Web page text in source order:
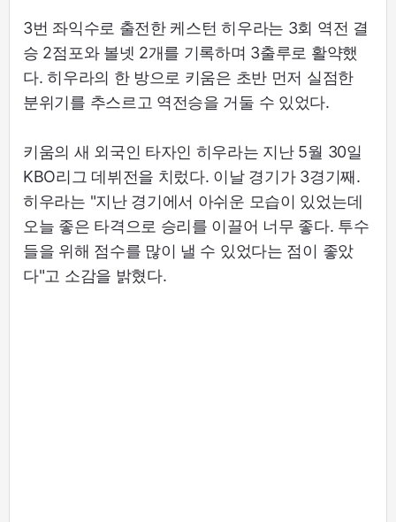
3번 좌익수로 출전한 케스턴 히우라는 3회 역전 결
승 2점포와 볼넷 2개를 기록하며 3출루로 활약했
다. 히우라의 한 방으로 키움은 초반 먼저 실점한
분위기를 추스르고 역전승을 거둘 수 있었다.
키움의 새 외국인 타자인 히우라는 지난 5월 30일
KBO리그 데뷔전을 치렀다. 이날 경기가 3경기째.
히우라는 "지난 경기에서 아쉬운 모습이 있었는데
오늘 좋은 타격으로 승리를 이끌어 너무 좋다. 투수
들을 위해 점수를 많이 낼 수 있었다는 점이 좋았
다"고 소감을 밝혔다.